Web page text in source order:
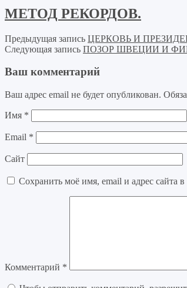
МЕТОД РЕКОРДОВ.
Предыдущая запись ЦЕРКОВЬ И
Следующая запись ПОЗОР ШВЕЦИИ И
Ваш комментарий
Ваш адрес email не будет опубликован.
Имя *
Email *
Сайт
Сохранить моё имя, email и адрес сайта
Комментарий *